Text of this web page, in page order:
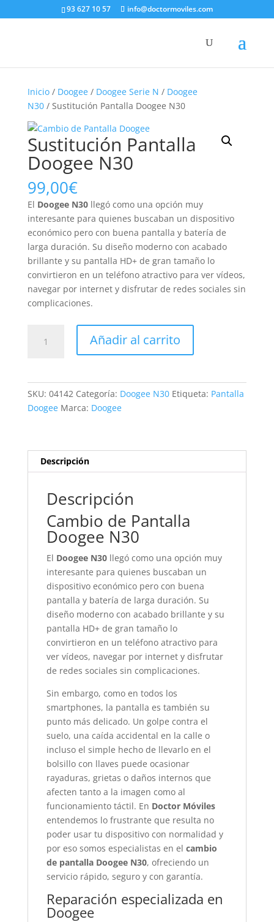
93 627 10 57 info@doctormoviles.com
Inicio/ Doogee/ Doogee Serie N / Doogee
N30/ Sustitución Pantalla Doogee N30
Sustitución Pantalla
Doogee N30
99,00€
El Doogee N30llegó como una opción muy
interesante para quienes buscaban un dispositivo
económico pero con buena pantalla y batería de
larga duración. Su diseño moderno con acabado
brillante y su pantalla HD+ de gran tamaño lo
convirtieron en un teléfono atractivo para ver vídeos,
navegar por internet y disfrutar de redes sociales sin
complicaciones.
Pantalla
Añadir al carrito
SKU: 04142 Categoría: Doogee N30 Etiqueta: Pantalla
Doogee Marca: Doogee
Descripción
Descripción
Cambio de Pantalla
Doogee N30
El Doogee N30llegó como una opción muy
interesante para quienes buscaban un
dispositivo económico pero con buena
pantalla y batería de larga duración. Su
diseño moderno con acabado brillante y su
pantalla HD+ de gran tamaño lo
convirtieron en un teléfono atractivo para
ver vídeos, navegar por internet y disfrutar
de redes sociales sin complicaciones.
Sin embargo, como en todos los
smartphones, la pantalla es también su
punto más delicado. Un golpe contra el
suelo, una caída accidental en la calle o
incluso el simple hecho de llevarlo en el
bolsillo con llaves puede ocasionar
rayaduras, grietas o daños internos que
afecten tanto a la imagen como al
funcionamiento táctil. En Doctor Móviles
entendemos lo frustrante que resulta no
poder usar tu dispositivo con normalidad y
por eso somos especialistas en el cambio
de pantalla Doogee N30, ofreciendo un
servicio rápido, seguro y con garantía.
Reparación especializada en
Doogee